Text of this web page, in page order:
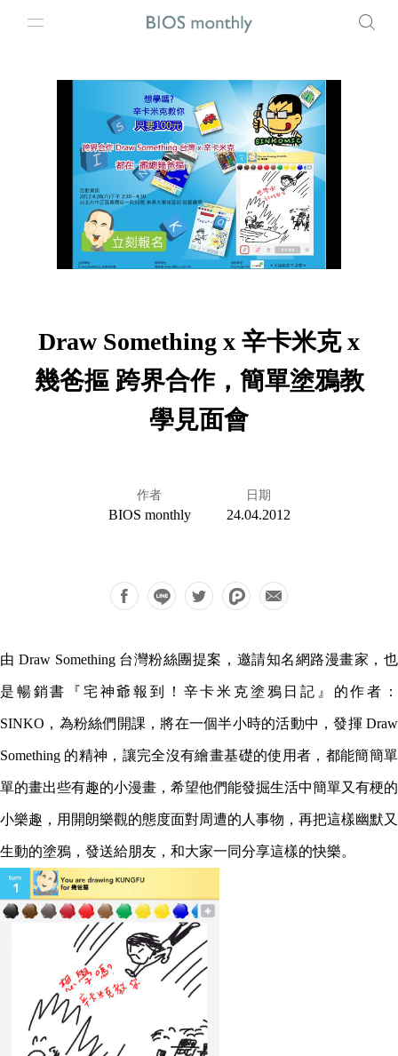
Draw Something x 辛卡米克 x
幾爸摳 跨界合作，簡單塗鴉教
學見面會
作者
BIOS monthly
日期
24.04.2012
由 Draw Something 台灣粉絲團提案，邀請知名網路漫畫家，也
是暢銷書『宅神爺報到！辛卡米克塗鴉日記』的作者：
SINKO，為粉絲們開課，將在一個半小時的活動中，發揮 Draw
Something 的精神，讓完全沒有繪畫基礎的使用者，都能簡簡單
單的畫出些有趣的小漫畫，希望他們能發掘生活中簡單又有梗的
小樂趣，用開朗樂觀的態度面對周遭的人事物，再把這樣幽默又
生動的塗鴉，發送給朋友，和大家一同分享這樣的快樂。